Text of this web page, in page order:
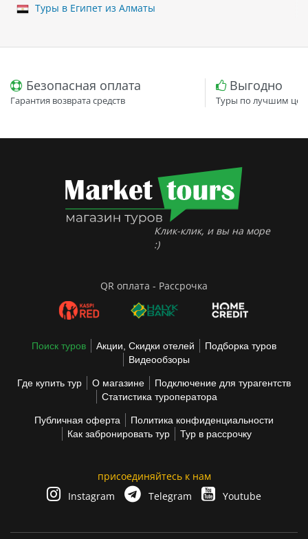
Туры в Египет из Алматы
Безопасная оплата
Гарантия возврата средств
Выгодно
Туры по лучшим
Клик-клик, и вы на море
:)
QR оплата - Рассрочка
Поиск туров Акции, Скидки отелей
Подборка туров
Видеообзоры
Где купить тур О магазине
Подключение для турагентств
Статистика туроператора
Публичная оферта
Политика конфиденциальности
Как забронировать тур
Тур в рассрочку
присоединяйтесь к нам
Instagram
Telegram Youtube